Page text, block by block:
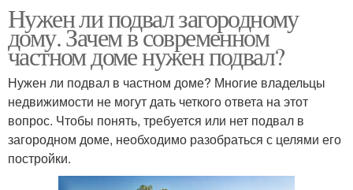
Нужен ли подвал загородному
дому. Зачем в современном
частном доме нужен подвал?
Нужен ли подвал в частном доме? Многие владельцы
недвижимости не могут дать четкого ответа на этот
вопрос. Чтобы понять, требуется или нет подвал в
загородном доме, необходимо разобраться с целями его
постройки.